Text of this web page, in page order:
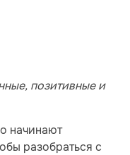
позитивные и
начинают
разобраться с